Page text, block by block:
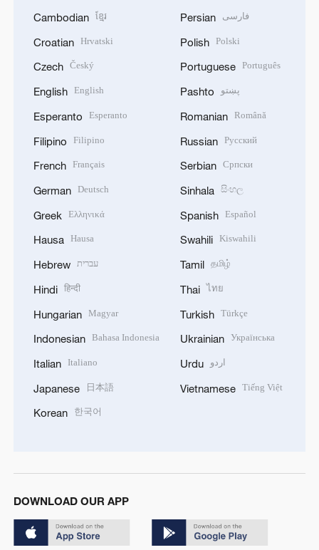
Cambodian ខ្មែរ
Croatian Hrvatski
Czech Český
English English
Esperanto Esperanto
Filipino Filipino
French Français
German Deutsch
Greek Ελληνικά
Hausa Hausa
Hebrew עברית
Hindi हिन्दी
Hungarian Magyar
Indonesian Bahasa Indonesia
Italian Italiano
Japanese 日本語
Korean 한국어
Persian فارسی
Polish Polski
Portuguese Português
Pashto پښتو
Romanian Română
Russian Русский
Serbian Српски
Sinhala සිංහල
Spanish Español
Swahili Kiswahili
Tamil தமிழ்
Thai ไทย
Turkish Türkçe
Ukrainian Українська
Urdu اردو
Vietnamese Tiếng Việt
DOWNLOAD OUR APP